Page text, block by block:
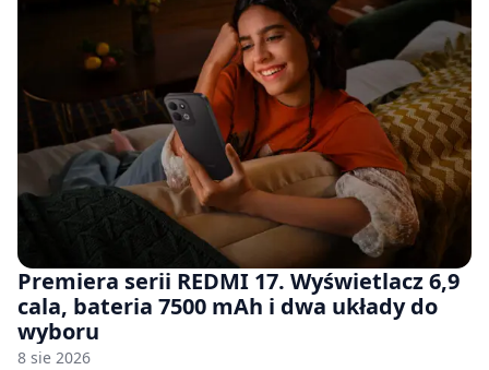
Premiera serii REDMI 17. Wyświetlacz 6,9
cala, bateria 7500 mAh i dwa układy do
wyboru
8 sie 2026